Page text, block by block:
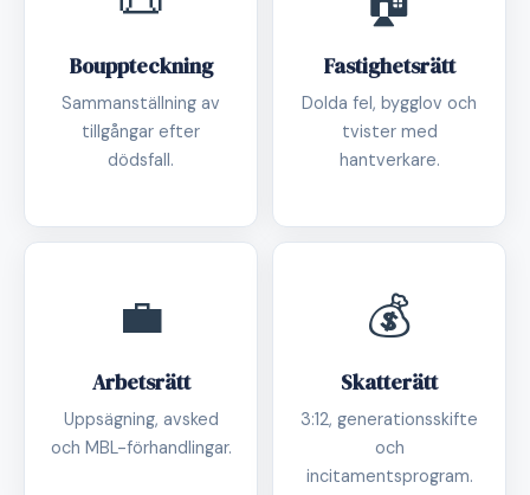
Bouppteckning
Sammanställning av
tillgångar efter
dödsfall.
Fastighetsrätt
Dolda fel, bygglov och
tvister med
hantverkare.
💼
Arbetsrätt
Uppsägning, avsked
och MBL-förhandlingar.
💰
Skatterätt
3:12, generationsskifte
och
incitamentsprogram.